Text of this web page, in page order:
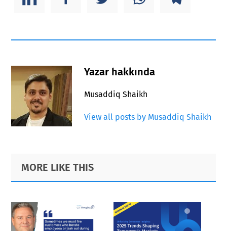
Yazar hakkında
Musaddiq Shaikh
View all posts by Musaddiq Shaikh
Primary
Sidebar
Footer
MORE LIKE THIS